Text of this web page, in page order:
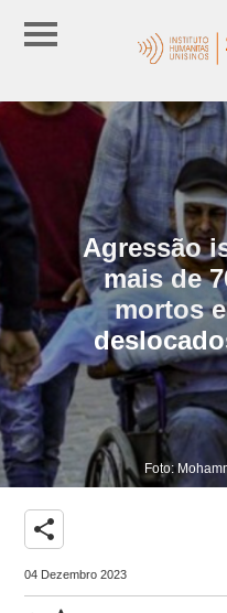
Agressão
mais de
mortos
Foto:
share
04 Dezembro 2023